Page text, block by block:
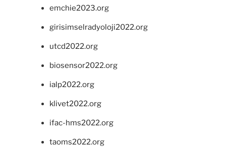
emchie2023.org
girisimselradyoloji2022.org
utcd2022.org
biosensor2022.org
ialp2022.org
klivet2022.org
ifac-hms2022.org
taoms2022.org